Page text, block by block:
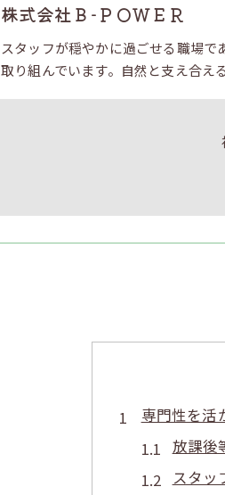
株式会社Ｂ-ＰＯＷＥＲ
スタッフが穏やかに過ごせる職場
取り組んでいます。自然と支え合え
専門性を活
放課後
スタッ